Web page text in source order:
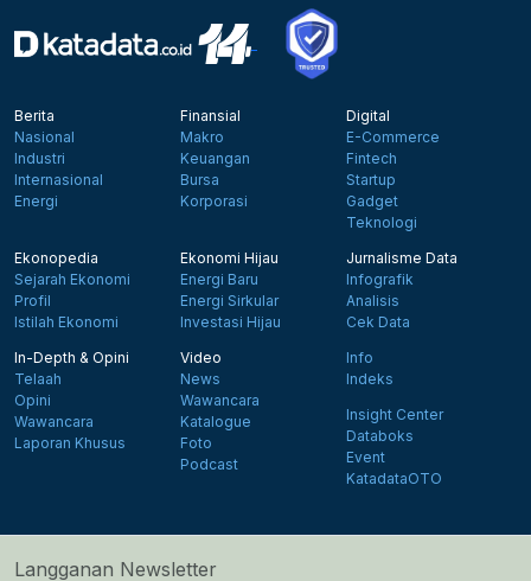
Berita
Nasional
Industri
Internasional
Energi
Finansial
Makro
Keuangan
Bursa
Korporasi
Digital
E-Commerce
Fintech
Startup
Gadget
Teknologi
Ekonopedia
Sejarah Ekonomi
Profil
Istilah Ekonomi
Ekonomi Hijau
Energi Baru
Energi Sirkular
Investasi Hijau
Jurnalisme Data
Infografik
Analisis
Cek Data
In-Depth & Opini
Telaah
Opini
Wawancara
Laporan Khusus
Video
News
Wawancara
Katalogue
Foto
Podcast
Info
Indeks
Insight Center
Databoks
Event
KatadataOTO
Langganan Newsletter